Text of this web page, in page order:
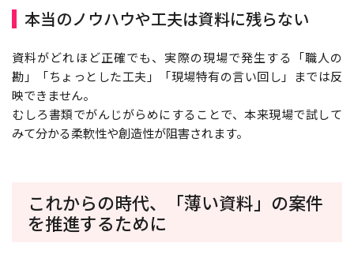
本当のノウハウや工夫は資料に残らない
資料がどれほど正確でも、実際の現場で発生する「職人の
勘」「ちょっとした工夫」「現場特有の言い回し」までは反
映できません。
むしろ書類でがんじがらめにすることで、本来現場で試して
みて分かる柔軟性や創造性が阻害されます。
これからの時代、「薄い資料」の案件
を推進するために